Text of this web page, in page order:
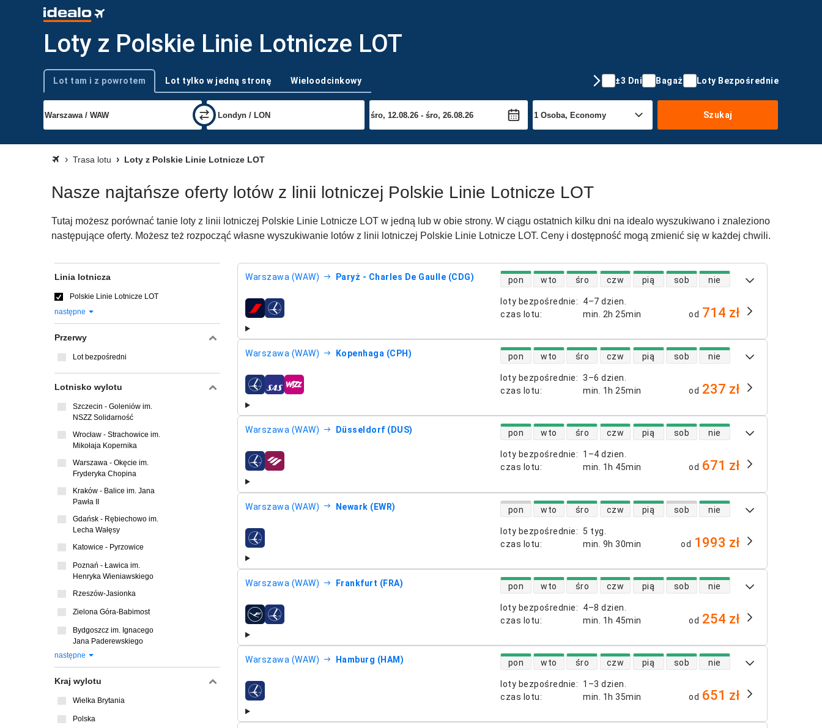
Loty z Polskie Linie Lotnicze LOT
Typ podróży
Lot tam i z powrotem Lot tylko w jedną stronę Wieloodcinkowy ±3 Dni Bagaż Loty Bezpośrednie
Szukaj
Trasa lotu Loty z Polskie Linie Lotnicze LOT
Nasze najtańsze oferty lotów z linii lotniczej Polskie Linie Lotnicze LOT
Tutaj możesz porównać tanie loty z linii lotniczej Polskie Linie Lotnicze LOT w jedną lub w obie strony. W ciągu ostatnich kilku dni na idealo wyszukiwano i znaleziono
następujące oferty. Możesz też rozpocząć własne wyszukiwanie lotów z linii lotniczej Polskie Linie Lotnicze LOT. Ceny i dostępność mogą zmienić się w każdej chwili.
Warszawa (WAW) Paryż - Charles De Gaulle (CDG)
loty bezpośrednie:
4–7 dzien.
czas lotu: min. 2h 25min
dostępność lotów bezpośrednich
pon wto śro czw pią sob nie
linie lotnicze od 714 zł
Warszawa (WAW) Kopenhaga (CPH)
loty bezpośrednie: 3–6 dzien.
czas lotu: min. 1h 25min
dostępność lotów bezpośrednich
pon wto śro czw pią sob nie
linie lotnicze od 237 zł
Warszawa (WAW) Düsseldorf (DUS)
loty bezpośrednie:
1–4 dzien.
czas lotu: min. 1h 45min
dostępność lotów bezpośrednich
pon wto śro czw pią sob nie
linie lotnicze od 671 zł
Warszawa (WAW) Newark (EWR)
loty bezpośrednie:
5 tyg.
czas lotu: min. 9h 30min
dostępność lotów bezpośrednich
pon wto śro czw pią sob nie
linie lotnicze od 1993 zł
Warszawa (WAW) Frankfurt (FRA)
loty bezpośrednie:
4–8 dzien.
czas lotu: min. 1h 45min
dostępność lotów bezpośrednich
pon wto śro czw pią sob nie
linie lotnicze od 254 zł
Warszawa (WAW) Hamburg (HAM)
loty bezpośrednie:
1–3 dzien.
czas lotu: min. 1h 35min
dostępność lotów bezpośrednich
pon wto śro czw pią sob nie
linie lotnicze od 651 zł
Linia lotnicza
Polskie Linie Lotnicze LOT
następne
Przerwy
Lot bezpośredni
Lotnisko wylotu
Szczecin - Goleniów im.
NSZZ Solidarność
Wrocław - Strachowice im.
Mikołaja Kopernika
Warszawa - Okęcie im.
Fryderyka Chopina
Kraków - Balice im. Jana
Pawła II
Gdańsk - Rębiechowo im.
Lecha Wałęsy
Katowice - Pyrzowice
Poznań - Ławica im.
Henryka Wieniawskiego
Rzeszów-Jasionka
Zielona Góra-Babimost
Bydgoszcz im. Ignacego
Jana Paderewskiego
następne
Kraj wylotu
Wielka Brytania
Polska